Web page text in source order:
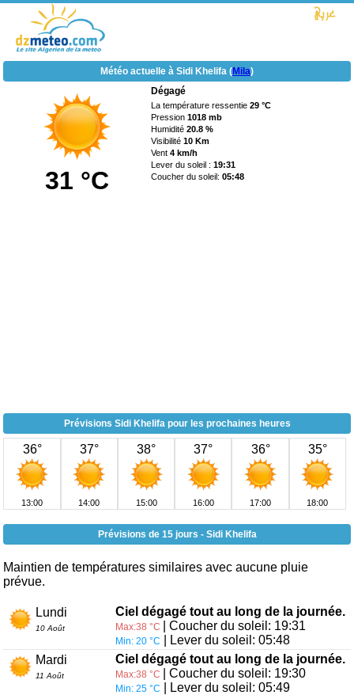
Météo actuelle à Sidi Khelifa (Mila)
31 °C
Dégagé
La température ressentie29 °C
Pression1018 mb
Humidité20.8 %
Visibilité10 Km
Vent4 km/h
Lever du soleil :19:31
Coucher du soleil:05:48
Prévisions Sidi Khelifa pour les prochaines heures
36°
13:00
37°
14:00
38°
15:00
37°
16:00
36°
17:00
35°
18:00
Prévisions de 15 jours - Sidi Khelifa
Maintien de températures similaires avec aucune pluie
prévue.
Lundi
10 Août
Ciel dégagé tout au long de la journée.
Max:38 °C | Coucher du soleil: 19:31
Min: 20 °C
| Lever du soleil: 05:48
Mardi
11 Août
Ciel dégagé tout au long de la journée.
Max:38 °C | Coucher du soleil: 19:30
Min: 25 °C
| Lever du soleil: 05:49